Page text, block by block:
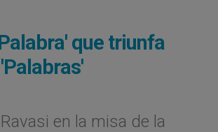
que triunfa
en la misa de la